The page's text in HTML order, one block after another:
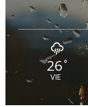
26°
VIE